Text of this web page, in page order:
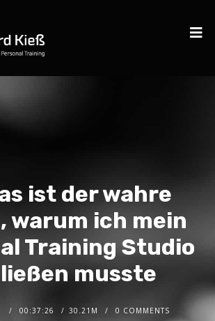
ist der wahre
warum ich mein
Training Studio
musste
00:37:26 30.21M 0 COMMENTS